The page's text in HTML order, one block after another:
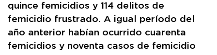
quince femicidios y 114 delitos de
femicidio frustrado. A igual período del
año anterior habían ocurrido cuarenta
femicidios y noventa casos de femicidio